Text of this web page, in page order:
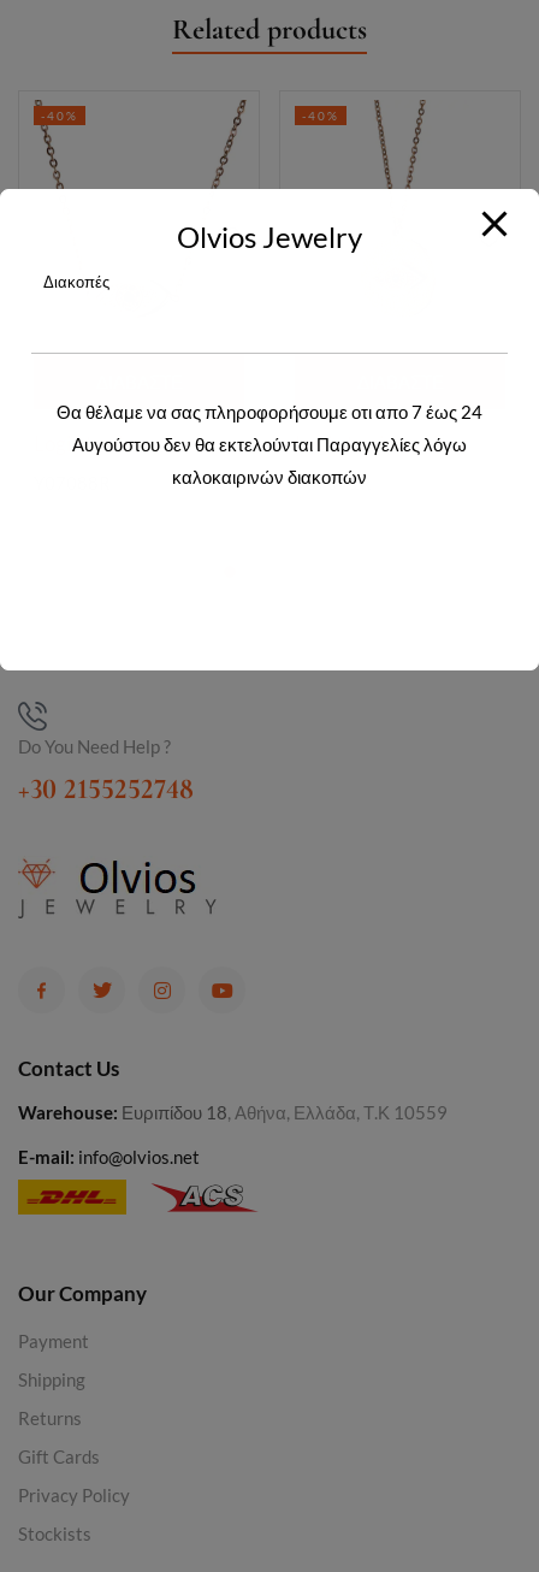
Related products
-40%
ΠΕΡΙΣΣΌΤΕΡΑ
Login to view prices
-40%
ΠΕΡΙΣΣΌΤΕΡΑ
Login to view prices
Y07091R
Do You Need Help ?
+30 2155252748
Contact Us
Warehouse: Ευριπίδου 18, Αθήνα, Ελλάδα, Τ.Κ 10559
E-mail: info@olvios.net
Our Company
Payment
Shipping
Returns
Gift Cards
Privacy Policy
Stockists
Olvios Jewelry
Διακοπές
Θα θέλαμε να σας πληροφορήσουμε οτι απο 7 έως 24
Αυγούστου δεν θα εκτελούνται Παραγγελίες λόγω
καλοκαιρινών διακοπών